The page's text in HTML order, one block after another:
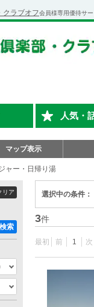
クラブオフ会員様専用優待サー
人気・
マップ表示
ャー・日帰り湯
選択中の条件：
3件
最初 前 1 次
リア
検索